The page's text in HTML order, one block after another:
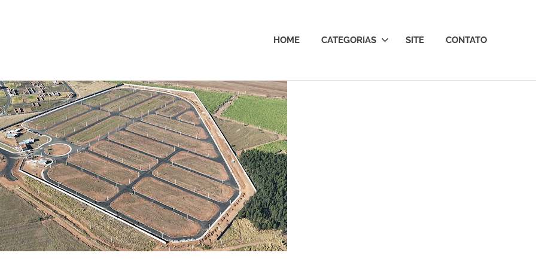
HOME CATEGORIAS SITE CONTATO